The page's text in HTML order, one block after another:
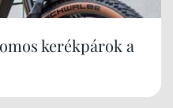
kerékpárok a